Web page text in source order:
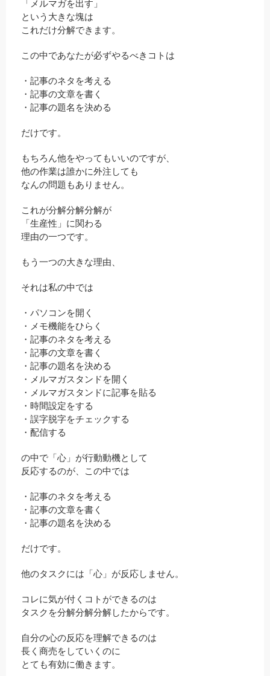
「メルマガを出す」
という大きな塊は
これだけ分解できます。
この中であなたが必ずやるべきコトは
・記事のネタを考える
・記事の文章を書く
・記事の題名を決める
だけです。
もちろん他をやってもいいのですが、
他の作業は誰かに外注しても
なんの問題もありません。
これが分解分解分解が
「生産性」に関わる
理由の一つです。
もう一つの大きな理由、
それは私の中では
・パソコンを開く
・メモ機能をひらく
・記事のネタを考える
・記事の文章を書く
・記事の題名を決める
・メルマガスタンドを開く
・メルマガスタンドに記事を貼る
・時間設定をする
・誤字脱字をチェックする
・配信する
の中で「心」が行動動機として
反応するのが、この中では
・記事のネタを考える
・記事の文章を書く
・記事の題名を決める
だけです。
他のタスクには「心」が反応しません。
コレに気が付くコトができるのは
タスクを分解分解分解したからです。
自分の心の反応を理解できるのは
長く商売をしていくのに
とても有効に働きます。